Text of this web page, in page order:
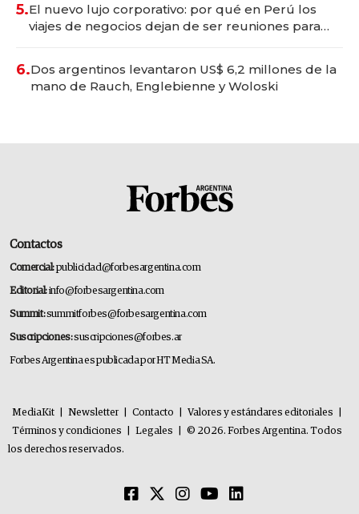
5.El nuevo lujo corporativo: por qué en Perú los
viajes de negocios dejan de ser reuniones para
6.Dos argentinos levantaron US$ 6,2 millones de la
mano de Rauch, Englebienne y Woloski
Contactos
Comercial:publicidad@forbesargentina.com
Editorial:info@forbesargentina.com
Summit:summitforbes@forbesargentina.com
Suscripciones:suscripciones@forbes.ar
Forbes Argentina es publicada por HT Media SA.
MediaKit Newsletter Contacto Valores y estándares editoriales
Términos y condiciones
Legales
© 2026. Forbes Argentina. Todos
los derechos reservados.